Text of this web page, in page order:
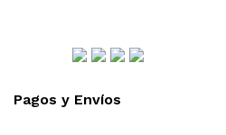
Pagos y Envíos